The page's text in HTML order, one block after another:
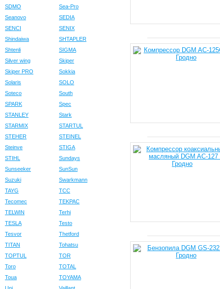
SDMO
Sea-Pro
Seanovo
SEDIA
SENCI
SENIX
Shindaiwa
SHTAPLER
Shtenli
SIGMA
Silver wing
Skiper
Skiper PRO
Sokkia
Solaris
SOLO
Soteco
South
SPARK
Spec
STANLEY
Stark
STARMIX
STARTUL
STEHER
STEINEL
Steinve
STIGA
STIHL
Sundays
Sunseeker
SunSun
Suzuki
Swarkmann
TAYG
TCC
Tecomec
TEKPAC
TELWIN
Terhi
TESLA
Testo
Tesvor
Thetford
TITAN
Tohatsu
TOPTUL
TOR
Toro
TOTAL
Toua
TOYAMA